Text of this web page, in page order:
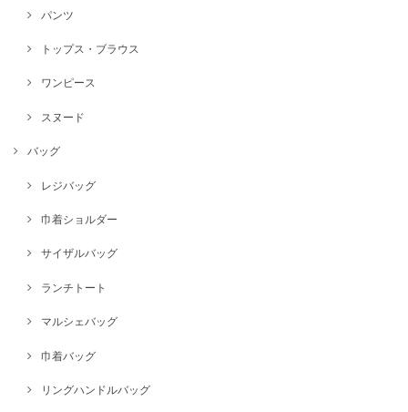
パンツ
トップス・ブラウス
ワンピース
スヌード
バッグ
レジバッグ
巾着ショルダー
サイザルバッグ
ランチトート
マルシェバッグ
巾着バッグ
リングハンドルバッグ